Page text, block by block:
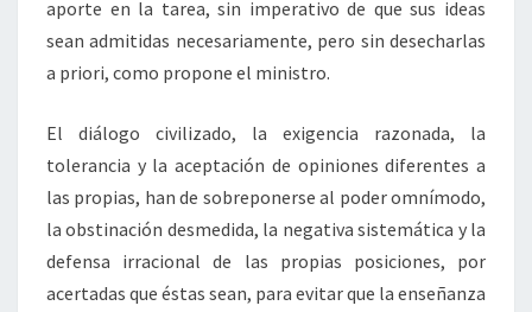
aporte en la tarea, sin imperativo de que sus ideas
sean admitidas necesariamente, pero sin desecharlas
a priori, como propone el ministro.
El diálogo civilizado, la exigencia razonada, la
tolerancia y la aceptación de opiniones diferentes a
las propias, han de sobreponerse al poder omnímodo,
la obstinación desmedida, la negativa sistemática y la
defensa irracional de las propias posiciones, por
acertadas que éstas sean, para evitar que la enseñanza